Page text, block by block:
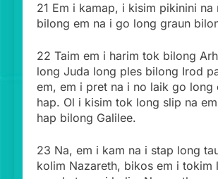
21 Em i kamap, i kisim pikinini na
bilong em na i go long graun
22 Taim em i harim tok bilong
long Juda long ples bilong Irod
em, em i pret na i no laik go long
hap. Ol i kisim tok long slip na
hap bilong Galilee.
23 Na, em i kam na i stap long
kolim Nazareth, bikos em i tokim